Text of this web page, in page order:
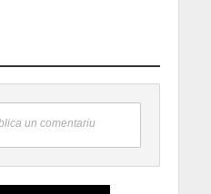
un comentariu